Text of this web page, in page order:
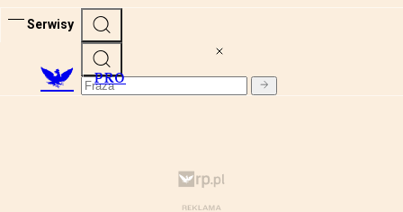
Serwisy
PRO